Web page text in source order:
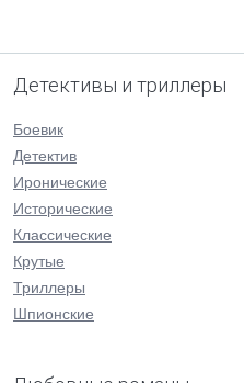
Детективы и триллеры
Боевик
Детектив
Иронические
Исторические
Классические
Крутые
Триллеры
Шпионские